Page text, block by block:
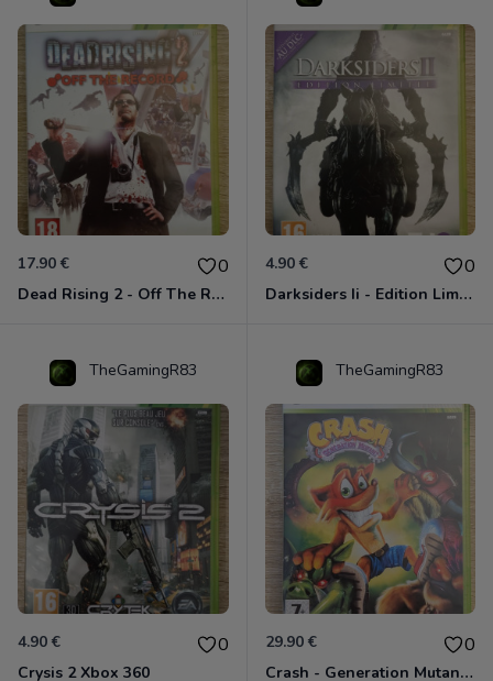
17.90 € 0
Dead Rising 2 - Off The Record Xbox 360
4.90 € 0
Darksiders Ii - Edition Limitée Xbox 360
TheGamingR83
4.90 € 0
Crysis 2 Xbox 360
TheGamingR83
29.90 € 0
Crash - Generation Mutant Xbox 360